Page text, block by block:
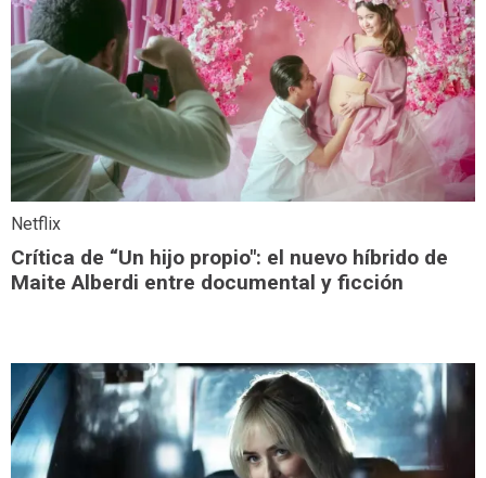
Netflix
Crítica de “Un hijo propio": el nuevo híbrido de
Maite Alberdi entre documental y ficción